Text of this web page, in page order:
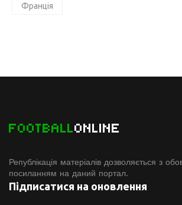
Франція
FOOTBALLONLINE
Републікація матеріалів дозволяється з
посиланням на даний портал.
Підписатися на оновлення